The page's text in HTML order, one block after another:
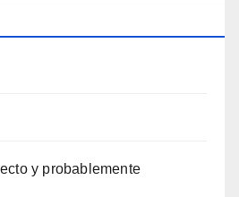
y probablemente